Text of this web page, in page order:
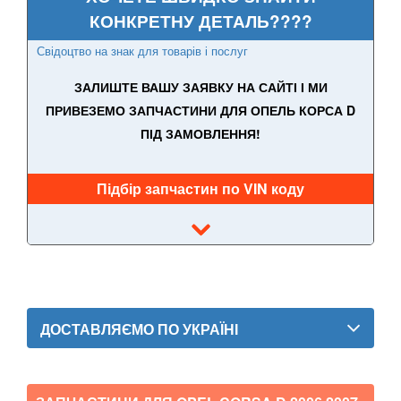
TOYOTA
VOLKSWAGEN
VOLVO
КОНКРЕТНУ ДЕТАЛЬ????
Свідоцтво на знак для товарів і послуг
ЗАЛИШТЕ ВАШУ ЗАЯВКУ НА САЙТІ І МИ
ПРИВЕЗЕМО ЗАПЧАСТИНИ ДЛЯ ОПЕЛЬ КОРСА D
ПІД ЗАМОВЛЕННЯ!
Підбір запчастин по VIN коду
ДОСТАВЛЯЄМО ПО УКРАЇНІ